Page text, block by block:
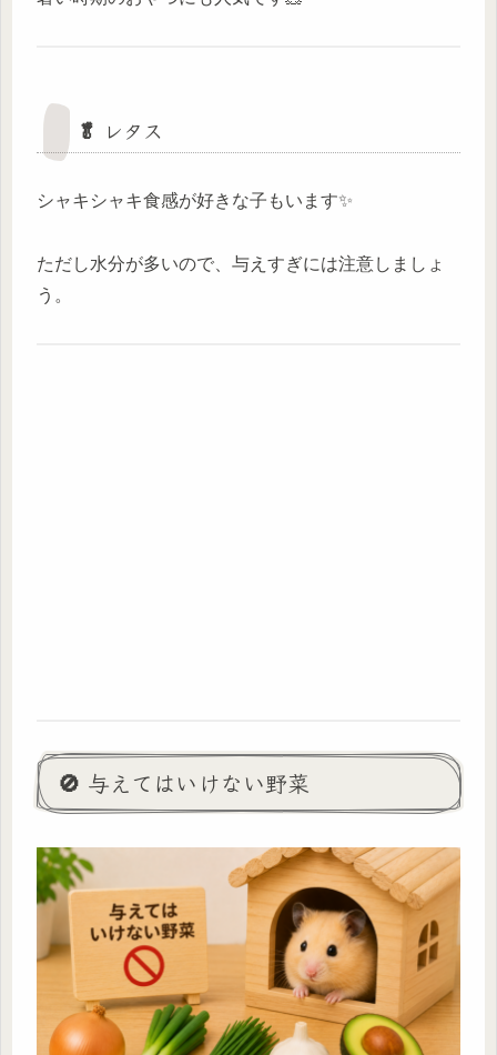
🥬 レタス
シャキシャキ食感が好きな子もいます✨
ただし水分が多いので、与えすぎには注意しましょ
う。
🚫 与えてはいけない野菜